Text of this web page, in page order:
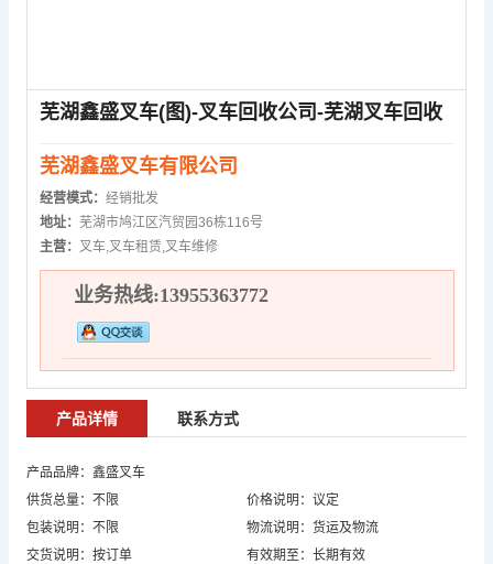
芜湖鑫盛叉车(图)-叉车回收公司-芜湖叉车回收
芜湖鑫盛叉车有限公司
经营模式： 经销批发
地址： 芜湖市鸠江区汽贸园36栋116号
主营： 叉车,叉车租赁,叉车维修
业务热线:13955363772
产品详情 联系方式
产品品牌：鑫盛叉车
供货总量：不限
价格说明：议定
包装说明：不限
物流说明：货运及物流
交货说明：按订单
有效期至：长期有效